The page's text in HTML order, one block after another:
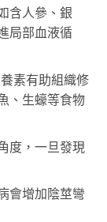
含人參、銀
局部血液循
素有助組織修
、生蠔等食物
度，一旦發現
會增加陰莖彎